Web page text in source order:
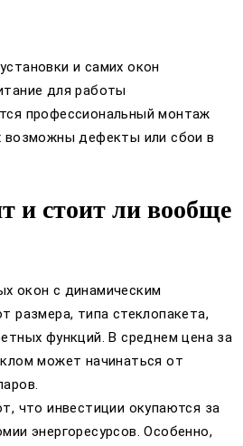
и самих окон
для работы
профессиональный монтаж
возможны дефекты или сбои в
и стоит ли вообще
окон с динамическим
размера, типа стеклопакета,
функций. В среднем цена за
может начинаться от
что инвестиции окупаются за
энергоресурсов. Особенно,